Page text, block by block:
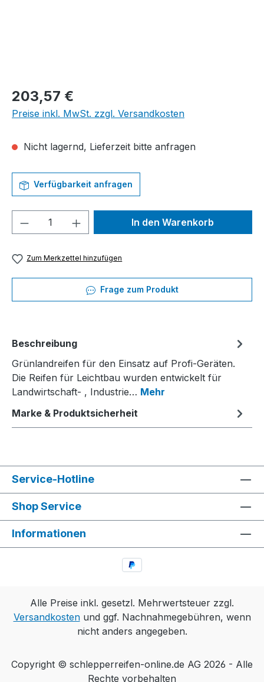
Regulärer Preis:
203,57 €
Preise inkl. MwSt. zzgl. Versandkosten
Nicht lagernd, Lieferzeit bitte anfragen
Verfügbarkeit anfragen
Produkt Anzahl: Gib denIn den Warenkorb
Zum Merkzettel hinzufügen
Frage zum Produkt
Beschreibung
Grünlandreifen für den Einsatz auf Profi-Geräten.
Die Reifen für Leichtbau wurden entwickelt für
Landwirtschaft- , Industrie… Mehr
Marke & Produktsicherheit
Service-Hotline
Shop Service
Informationen
Alle Preise inkl. gesetzl. Mehrwertsteuer zzgl.
Versandkostenund ggf. Nachnahmegebühren, wenn
nicht anders angegeben.
Copyright © schlepperreifen-online.de AG 2026 - Alle
Rechte vorbehalten